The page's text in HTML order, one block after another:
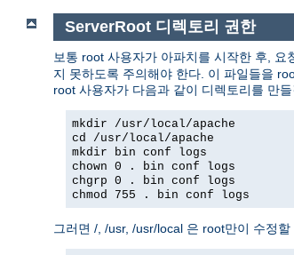
ServerRoot 디렉토리 권한
보통 root 사용자가 아파치를 시작한 후, 요
지 못하도록 주의해야 한다. 이 파일들을
root 사용자가 다음과 같이 디렉토리를 만
mkdir /usr/local/apache
cd /usr/local/apache
mkdir bin conf logs
chown 0 . bin conf logs
chgrp 0 . bin conf logs
chmod 755 . bin conf logs
그러면 /, /usr, /usr/local 은 root만이 수정